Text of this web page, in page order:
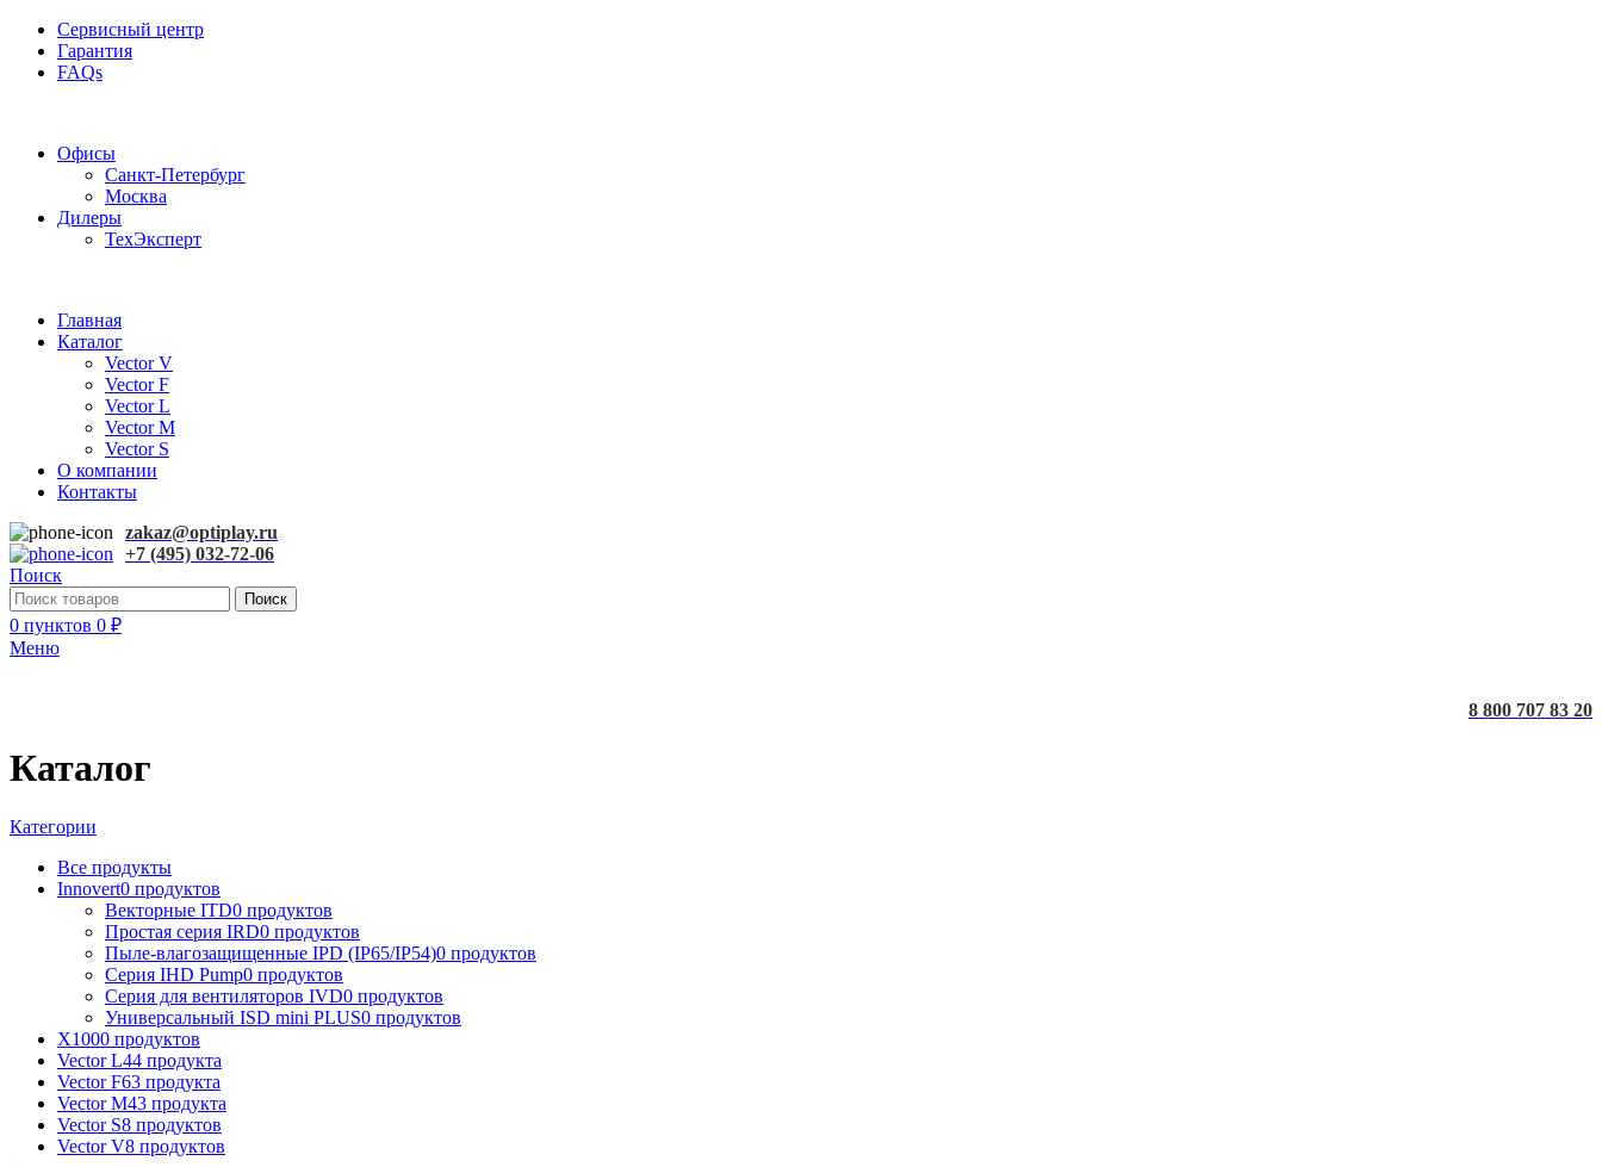
Сервисный центр
Гарантия
FAQs
Офисы
Санкт-Петербург
Москва
Дилеры
ТехЭксперт
Главная
Каталог
Vector V
Vector F
Vector L
Vector M
Vector S
О компании
Контакты
zakaz@optiplay.ru
+7 (495) 032-72-06
Поиск
Поиск
0 пунктов 0 ₽
Меню
8 800 707 83 20
Каталог
Категории
Все продукты
Innovert0 продуктов
Векторные ITD0 продуктов
Простая серия IRD0 продуктов
Пыле-влагозащищенные IPD (IP65/IP54)0 продуктов
Серия IHD Pump0 продуктов
Серия для вентиляторов IVD0 продуктов
Универсальный ISD mini PLUS0 продуктов
X1000 продуктов
Vector L44 продукта
Vector F63 продукта
Vector M43 продукта
Vector S8 продуктов
Vector V8 продуктов